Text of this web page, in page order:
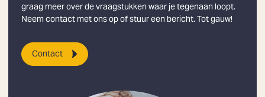
graag meer over de vraagstukken waar je tegenaan loopt.
Neem contact met ons op of stuur een bericht. Tot gauw!
Contact